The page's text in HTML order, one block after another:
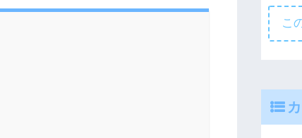
こ